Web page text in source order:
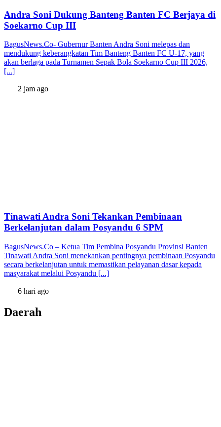
Andra Soni Dukung Banteng Banten FC Berjaya di
Soekarno Cup III
BagusNews.Co- Gubernur Banten Andra Soni melepas dan
mendukung keberangkatan Tim Banteng Banten FC U-17, yang
akan berlaga pada Turnamen Sepak Bola Soekarno Cup III 2026,
[...]
2 jam ago
Tinawati Andra Soni Tekankan Pembinaan
Berkelanjutan dalam Posyandu 6 SPM
BagusNews.Co – Ketua Tim Pembina Posyandu Provinsi Banten
Tinawati Andra Soni menekankan pentingnya pembinaan Posyandu
secara berkelanjutan untuk memastikan pelayanan dasar kepada
masyarakat melalui Posyandu [...]
6 hari ago
Daerah